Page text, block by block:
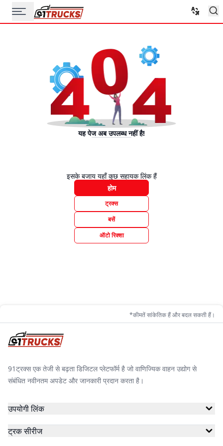
यह पेज अब उपलब्ध नहीं है!
इसके बजाय यहाँ कुछ सहायक लिंक हैं
होम
ट्रक्स
बसें
ऑटो रिक्शा
*कीमतें सांकेतिक हैं और बदल सकती हैं।
91ट्रक्स एक तेजी से बढ़ता डिजिटल प्लेटफॉर्म है जो वाणिज्यिक वाहन उद्योग से
संबंधित नवीनतम अपडेट और जानकारी प्रदान करता है।
उपयोगी लिंक
ट्रक सीरीज